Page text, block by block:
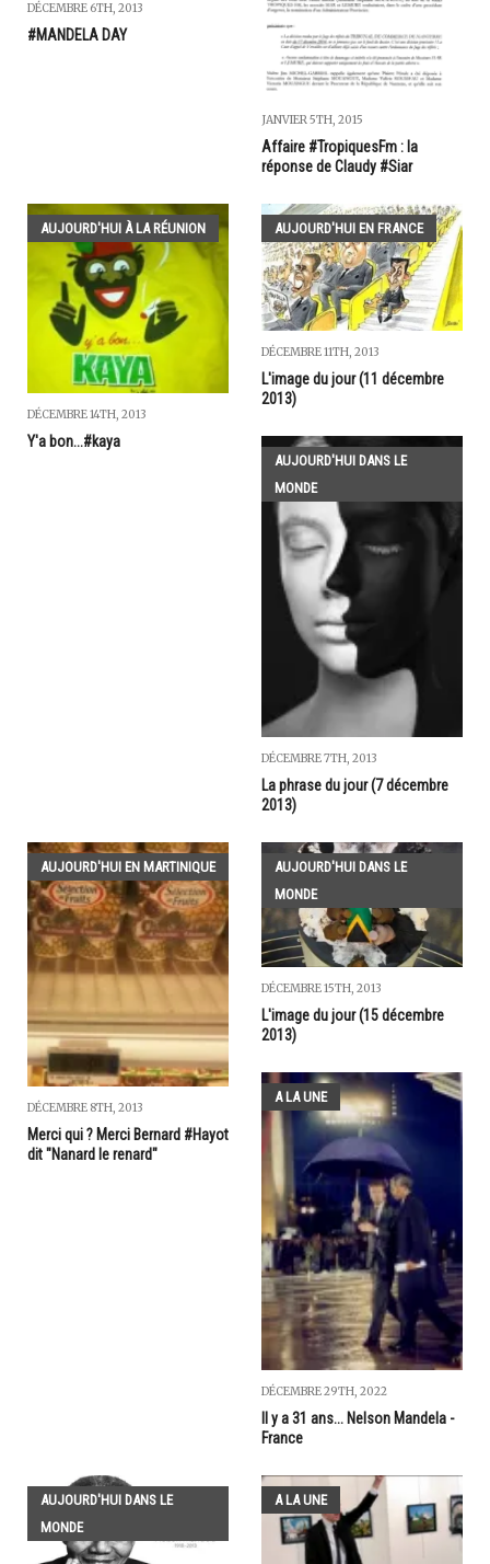
DÉCEMBRE 6TH, 2013
#MANDELA DAY
JANVIER 5TH, 2015
Affaire #TropiquesFm : la
réponse de Claudy #Siar
AUJOURD'HUI À LA RÉUNION
DÉCEMBRE 14TH, 2013
Y'a bon...#kaya
AUJOURD'HUI EN FRANCE
DÉCEMBRE 11TH, 2013
L'image du jour (11 décembre
2013)
AUJOURD'HUI DANS LE
MONDE
DÉCEMBRE 7TH, 2013
La phrase du jour (7 décembre
2013)
AUJOURD'HUI EN MARTINIQUE
DÉCEMBRE 8TH, 2013
Merci qui ? Merci Bernard #Hayot
dit "Nanard le renard"
AUJOURD'HUI DANS LE
MONDE
DÉCEMBRE 15TH, 2013
L'image du jour (15 décembre
2013)
A LA UNE
DÉCEMBRE 29TH, 2022
Il y a 31 ans... Nelson Mandela -
France
AUJOURD'HUI DANS LE
MONDE
A LA UNE